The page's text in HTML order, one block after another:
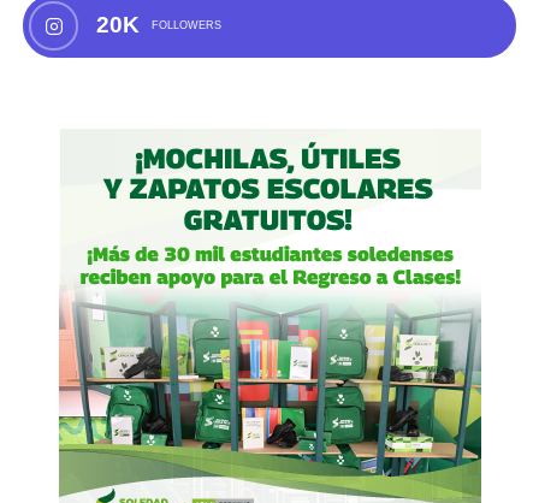
20K FOLLOWERS